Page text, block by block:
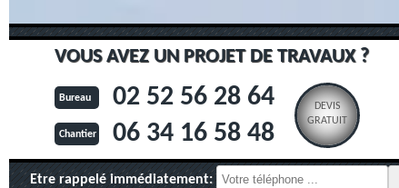
VOUS AVEZ UN PROJET DE TRAVAUX ?
Bureau 02 52 56 28 64
Chantier 06 34 16 58 48
DEVIS
GRATUIT
Etre rappelé immédiatement: